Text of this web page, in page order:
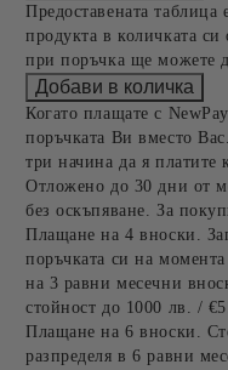
Предоставената
продукта в количката
при поръчка ще можете
Когато плащате с
поръчката Ви вместо
три начина да я платите
Отложено до 30 дни от
без оскъпяване. За
Плащане на 4 вноски.
поръчката си на момента
на 3 равни месечни
стойност до 1000 лв. /
Плащане на 6 вноски.
разпределя в 6 равни